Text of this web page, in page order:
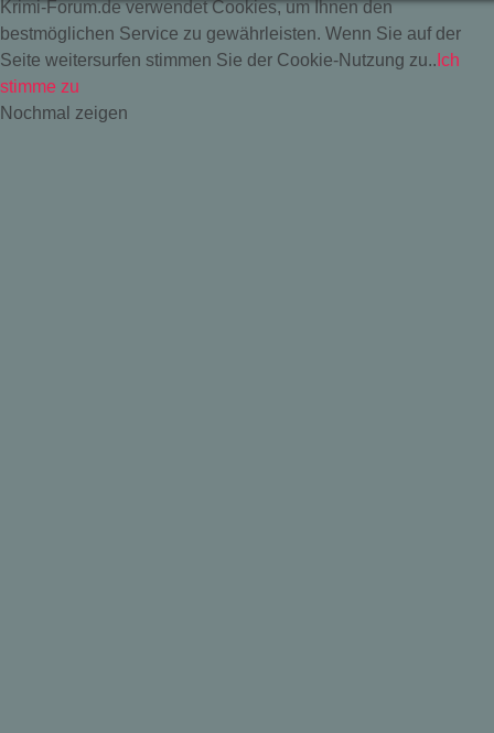
Krimi-Forum.de verwendet Cookies, um Ihnen den
bestmöglichen Service zu gewährleisten. Wenn Sie auf der
Seite weitersurfen stimmen Sie der Cookie-Nutzung zu.. Ich
stimme zu
Nochmal zeigen